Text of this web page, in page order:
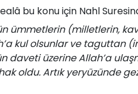
bu konu için Nahl
ümmetlerin (milletlerin,
kul olsunlar ve taguttan
daveti üzerine Allah’a
oldu. Artık yeryüzünde